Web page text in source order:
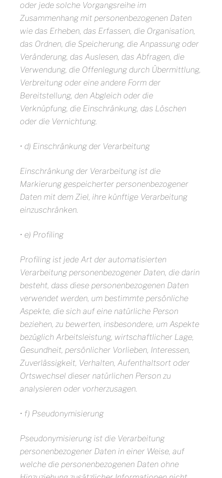
oder jede solche Vorgangsreihe im
Zusammenhang mit personenbezogenen Daten
wie das Erheben, das Erfassen, die Organisation,
das Ordnen, die Speicherung, die Anpassung oder
Veränderung, das Auslesen, das Abfragen, die
Verwendung, die Offenlegung durch Übermittlung,
Verbreitung oder eine andere Form der
Bereitstellung, den Abgleich oder die
Verknüpfung, die Einschränkung, das Löschen
oder die Vernichtung.
• d) Einschränkung der Verarbeitung
Einschränkung der Verarbeitung ist die
Markierung gespeicherter personenbezogener
Daten mit dem Ziel, ihre künftige Verarbeitung
einzuschränken.
• e) Profiling
Profiling ist jede Art der automatisierten
Verarbeitung personenbezogener Daten, die darin
besteht, dass diese personenbezogenen Daten
verwendet werden, um bestimmte persönliche
Aspekte, die sich auf eine natürliche Person
beziehen, zu bewerten, insbesondere, um Aspekte
bezüglich Arbeitsleistung, wirtschaftlicher Lage,
Gesundheit, persönlicher Vorlieben, Interessen,
Zuverlässigkeit, Verhalten, Aufenthaltsort oder
Ortswechsel dieser natürlichen Person zu
analysieren oder vorherzusagen.
• f) Pseudonymisierung
Pseudonymisierung ist die Verarbeitung
personenbezogener Daten in einer Weise, auf
welche die personenbezogenen Daten ohne